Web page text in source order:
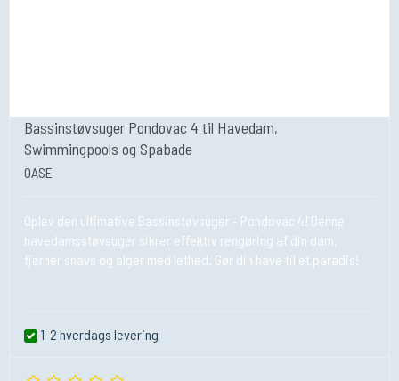
Bassinstøvsuger Pondovac 4 til Havedam,
Swimmingpools og Spabade
OASE
Oplev den ultimative Bassinstøvsuger - Pondovac 4! Denne
havedamsstøvsuger sikrer effektiv rengøring af din dam,
fjerner snavs og alger med lethed. Gør din have til et paradis!
1-2 hverdags levering